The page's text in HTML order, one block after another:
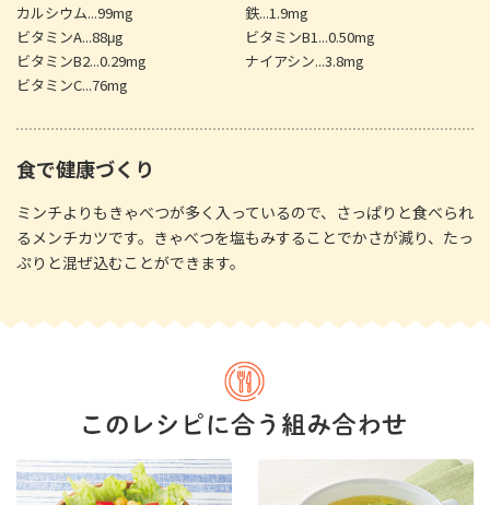
カルシウム...99mg
鉄...1.9mg
ビタミンA...88μg
ビタミンB1...0.50mg
ビタミンB2...0.29mg
ナイアシン...3.8mg
ビタミンC...76mg
食で健康づくり
ミンチよりもきゃべつが多く入っているので、さっぱりと食べられ
るメンチカツです。きゃべつを塩もみすることでかさが減り、たっ
ぷりと混ぜ込むことができます。